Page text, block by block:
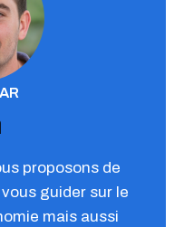
proposons de
guider sur le
mais aussi